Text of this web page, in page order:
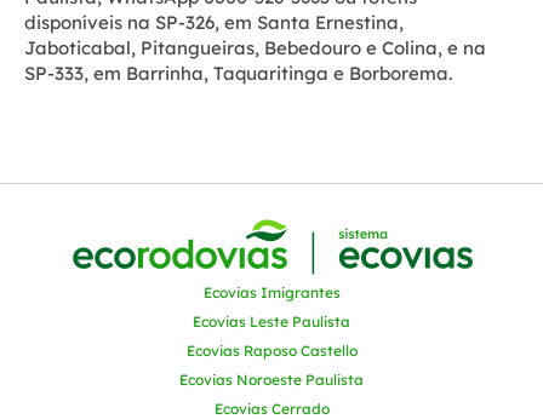
disponíveis na SP-326, em Santa Ernestina,
Jaboticabal, Pitangueiras, Bebedouro e Colina, e na
SP-333, em Barrinha, Taquaritinga e Borborema.
Ecovias Imigrantes
Ecovias Leste Paulista
Ecovias Raposo Castello
Ecovias Noroeste Paulista
Ecovias Cerrado